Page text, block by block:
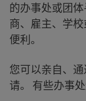
的办事处或团
商、雇主、学
便利。
您可以亲自、
请。 有些办事